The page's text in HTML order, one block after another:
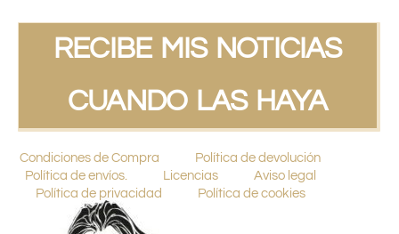
RECIBE MIS NOTICIAS
CUANDO LAS HAYA
Condiciones de Compra
Política de devolución
Política de envíos.
Licencias
Aviso legal
Política de privacidad
Política de cookies